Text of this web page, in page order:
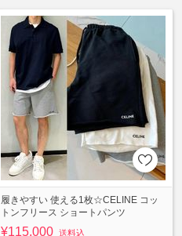
履きやすい 使える1枚☆CELINE コッ
トンフリース ショートパンツ
¥115,000 送料込